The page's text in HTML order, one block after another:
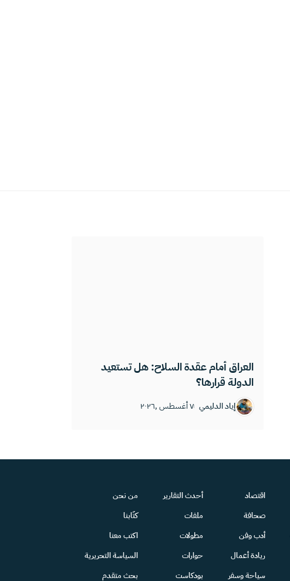
العراق أمام عقدة السلاح: هل تستعيد
الدولة قرارها؟
إياد الدليمي ٧ أغسطس ,٢٠٢٦
اقتصاد
صحافة
أدب وفن
ريادة أعمال
سياحة وسفر
أحدث التقارير
ملفات
مطولات
حوارات
بودكاست
من نحن
كتّابنا
اكتب معنا
السياسة التحريرية
بحث متقدم